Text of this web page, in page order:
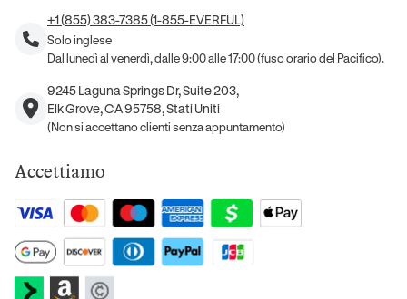
+1 (855) 383-7385 (1-855-EVERFUL)
Solo inglese
Dal lunedì al venerdì, dalle 9:00 alle 17:00 (fuso orario del Pacifico).
9245 Laguna Springs Dr, Suite 203,
Elk Grove, CA 95758, Stati Uniti
(Non si accettano clienti senza appuntamento)
Accettiamo